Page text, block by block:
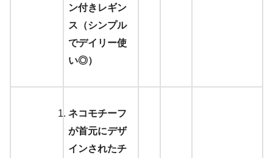
ン付きレギン
ス（シンプル
でデイリー使
い◎）
ネコモチーフ
が首元にデザ
インされたチ